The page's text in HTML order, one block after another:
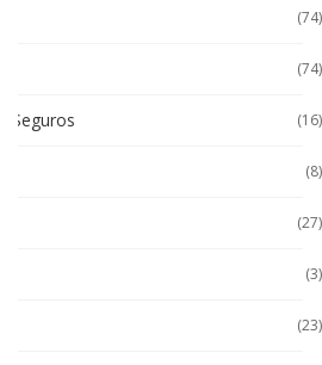
(74)
(74)
Seguros (16)
(8)
(27)
(3)
(23)